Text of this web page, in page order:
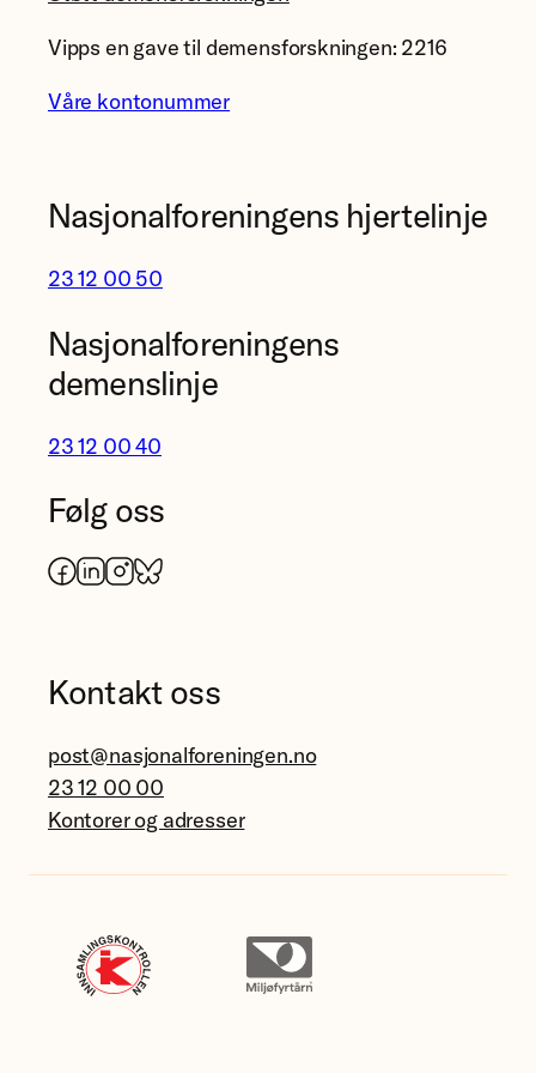
Vipps en gave til demensforskningen: 2216
Våre kontonummer
Nasjonalforeningens hjertelinje
23 12 00 50
Nasjonalforeningens
demenslinje
23 12 00 40
Følg oss
Facebook
LinkedIn
Instagram
Bluesky
Kontakt oss
post@nasjonalforeningen.no
23 12 00 00
Kontorer og adresser